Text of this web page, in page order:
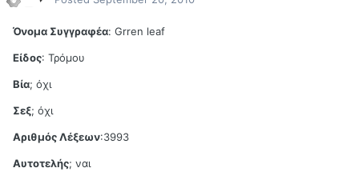
Όνομα Συγγραφέα: Grren leaf
Είδος: Τρόμου
Βία; όχι
Σεξ; όχι
Αριθμός Λέξεων:3993
Αυτοτελής; ναι